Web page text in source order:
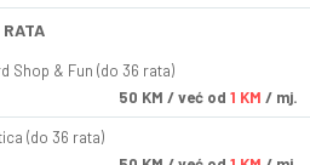
Shop & Fun (do 36 rata)
50 KM / već od 1 KM / mj.
(do 36 rata)